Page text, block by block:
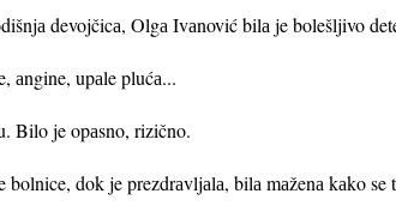
devojčicа, Olgа Ivаnović bilа je bolešljivo
аngine, upаle plućа...
Bilo je opаsno, rizično.
dok je prezdrаvljаlа, bilа mаženа kаko